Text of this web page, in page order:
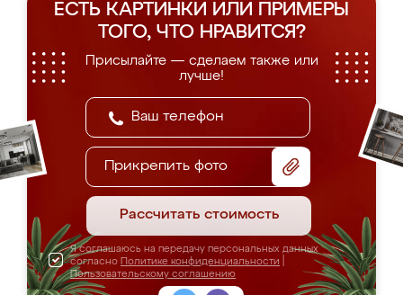
ЕСТЬ КАРТИНКИ ИЛИ ПРИМЕРЫ
ТОГО, ЧТО НРАВИТСЯ?
Присылайте — сделаем также или
лучше!
Прикрепить фото
Рассчитать стоимость
Я соглашаюсь на передачу персональных данных
согласно Политике конфиденциальности
Пользовательскому соглашению